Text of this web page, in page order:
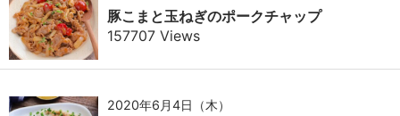
豚こまと玉ねぎのポークチャップ
157707 Views
2020年6月4日（木）